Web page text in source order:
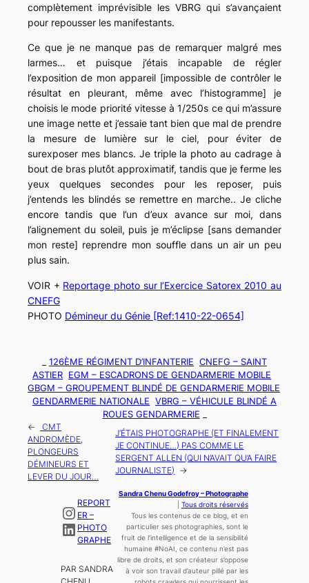
complètement imprévisible les VBRG qui s’avançaient
pour repousser les manifestants.
Ce que je ne manque pas de remarquer malgré mes
larmes… et puisque j’étais incapable de régler
l’exposition de mon appareil [impossible de contrôler le
résultat en pleurant, même avec l’histogramme] je
choisis le mode priorité vitesse à1/250s ce qui m’assure
une image nette et j’essaie tant bien que mal de prendre
la mesure de lumière sur le ciel, pour éviter de
surexposer mes blancs. Je triple la photo au cadrage à
bout de bras plutôt approximatif, tandis que je ferme les
yeux quelques secondes pour les reposer, puis
j’entends les blindés se remettre en marche.. Je cliche
encore tandis que l’un d’eux avance sur moi, dans
l’alignement du soleil, puis je m’éclipse [sans demander
mon reste] reprendre mon souffle dans un air un peu
plus sain.
VOIR + Reportage photo sur l’Exercice Satorex 2010 au
CNEFG
PHOTO Démineur du Génie [Ref:1410-22-0654]
126ÈME RÉGIMENT D’INFANTERIE CNEFG – SAINT
ASTIER EGM – ESCADRONS DE GENDARMERIE MOBILE
GBGM – GROUPEMENT BLINDÉ DE GENDARMERIE MOBILE
GENDARMERIE NATIONALE VBRG – VÉHICULE BLINDÉ A
ROUES GENDARMERIE
←
CMT
ANDROMÈDE,
PLONGEURS
DÉMINEURS ET
LEVER DU JOUR…
J’ÉTAIS PHOTOGRAPHE (ET FINALEMENT
JE CONTINUE…) PAS COMME LE
SERGENT ALLEN (QUI N’AVAIT QU’A FAIRE
JOURNALISTE) →
Instagram
LinkedIn
REPORT
ER –
PHOTO
GRAPHE
PAR SANDRA
Sandra Chenu Godefroy – Photographe
Tous droits réservés
Tous les contenus de ce blog, et en
particulier ses photographies, sont le
fruit de l’intelligenceet de la sensibilité
humaine#NoAI, ce contenu n’est pas
libre de droits, et son créateur s’oppose
à voir son travail d’auteur pillé par les